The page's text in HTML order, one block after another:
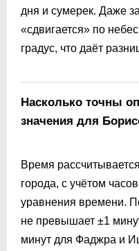
дня и сумерек. Даже
«сдвигается» по
градус, что даёт
Насколько точны
значения для
Время
города, с учётом
уравнения времени.
не превышает ±1
минут для Фаджра и